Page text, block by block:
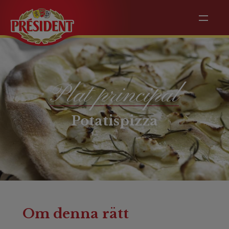
Plat principal
Potatispizza
Om denna rätt